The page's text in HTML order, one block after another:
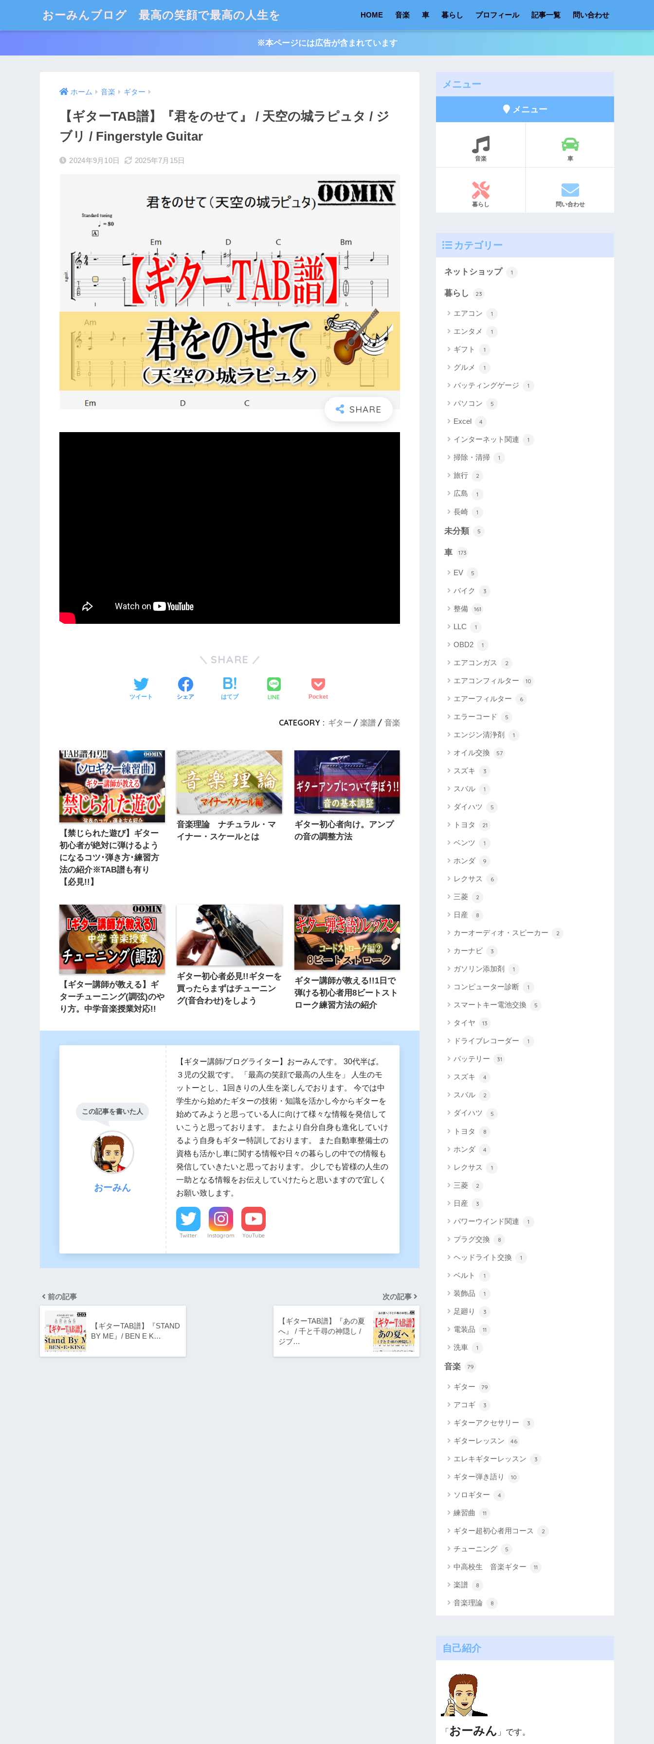
おーみんブログ 最高の笑顔で最高の人生を HOME 音楽 車 暮らし プロフィール 記事一覧 問い合わせ
※本ページには広告が含まれています
ホーム 音楽 ギター
【ギターTAB譜】『君をのせて』 / 天空の城ラピュタ / ジ
ブリ / Fingerstyle Guitar
2024年9月10日 2025年7月15日
SHARE
ツイート シェア はてブ LINE Pocket
CATEGORY : ギター 楽譜 音楽
【禁じられた遊び】ギター
初心者が絶対に弾けるよう
になるコツ･弾き方･練習方
法の紹介※TAB譜も有り
【必見!!】
音楽理論 ナチュラル・マ
イナー・スケールとは
ギター初心者向け。アンプ
の音の調整方法
【ギター講師が教える】ギ
ターチューニング(調弦)のや
り方。中学音楽授業対応!!
ギター初心者必見!!ギターを
買ったらまずはチューニン
グ(音合わせ)をしよう
ギター講師が教える!!1日で
弾ける初心者用8ビートスト
ローク練習方法の紹介
この記事を書いた人
おーみん
【ギター講師/ブログライター】おーみんです。 30代半ば。
３児の父親です。 「最高の笑顔で最高の人生を」 人生のモ
ットーとし、1回きりの人生を楽しんでおります。 今では中
学生から始めたギターの技術・知識を活かし今からギターを
始めてみようと思っている人に向けて様々な情報を発信して
いこうと思っております。 またより自分自身も進化していけ
るよう自身もギター特訓しております。 また自動車整備士の
資格も活かし車に関する情報や日々の暮らしの中での情報も
発信していきたいと思っております。 少しでも皆様の人生の
一助となる情報をお伝えしていけたらと思いますので宜しく
お願い致します。
Twitter Instagram YouTube
前の記事
【ギターTAB譜】『STAND
BY ME』/ BEN E K…
次の記事
【ギターTAB譜】『あの夏
へ』 / 千と千尋の神隠し /
ジブ…
メニュー
メニュー
音楽 車
暮らし 問い合わせ
カテゴリー
ネットショップ 1
暮らし 23
エアコン 1
エンタメ 1
ギフト 1
グルメ 1
バッティングゲージ 1
パソコン 5
Excel 4
インターネット関連 1
掃除・清掃 1
旅行 2
広島 1
長崎 1
未分類 5
車 173
EV 5
バイク 3
整備 161
LLC 1
OBD2 1
エアコンガス 2
エアコンフィルター 10
エアーフィルター 6
エラーコード 5
エンジン清浄剤 1
オイル交換 57
スズキ 3
スバル 1
ダイハツ 5
トヨタ 21
ベンツ 1
ホンダ 9
レクサス 6
三菱 2
日産 8
カーオーディオ・スピーカー 2
カーナビ 3
ガソリン添加剤 1
コンピューター診断 1
スマートキー電池交換 5
タイヤ 13
ドライブレコーダー 1
バッテリー 31
スズキ 4
スバル 2
ダイハツ 5
トヨタ 8
ホンダ 4
レクサス 1
三菱 2
日産 3
パワーウインド関連 1
プラグ交換 8
ヘッドライト交換 1
ベルト 1
装飾品 1
足廻り 3
電装品 11
洗車 1
音楽 79
ギター 79
アコギ 3
ギターアクセサリー 3
ギターレッスン 46
エレキギターレッスン 3
ギター弾き語り 10
ソロギター 4
練習曲 11
ギター超初心者用コース 2
チューニング 5
中高校生 音楽ギター 11
楽譜 8
音楽理論 8
自己紹介
「 おーみん 」です。